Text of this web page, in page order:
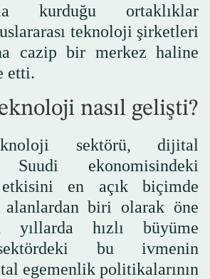
kurduğu ortaklıklar
teknoloji şirketleri
cazip bir merkez haline
etti.
nasıl gelişti?
sektörü, dijital
Suudi ekonomisindeki
etkisini en açık biçimde
alanlardan biri olarak öne
yıllarda hızlı büyüme
bu ivmenin
egemenlik politikalarının